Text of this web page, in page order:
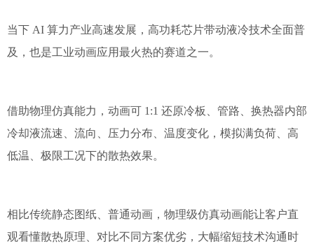
当下 AI 算力产业高速发展，高功耗芯片带动液冷技术全面普
及，也是工业动画应用最火热的赛道之一。
借助物理仿真能力，动画可 1:1 还原冷板、管路、换热器内部
冷却液流速、流向、压力分布、温度变化，模拟满负荷、高
低温、极限工况下的散热效果。
相比传统静态图纸、普通动画，物理级仿真动画能让客户直
观看懂散热原理、对比不同方案优劣，大幅缩短技术沟通时